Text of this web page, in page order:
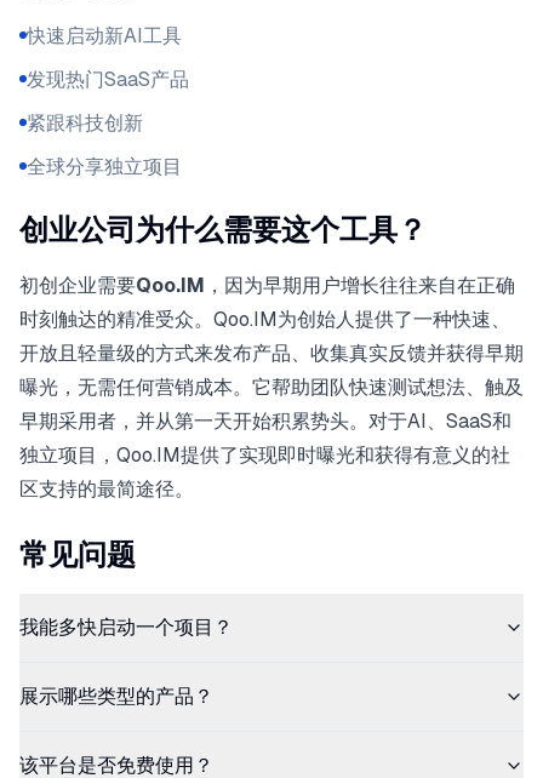
快速启动新AI工具
发现热门SaaS产品
紧跟科技创新
全球分享独立项目
创业公司为什么需要这个工具？
初创企业需要Qoo.IM ，因为早期用户增长往往来自在正确
时刻触达的精准受众。Qoo.IM为创始人提供了一种快速、
开放且轻量级的方式来发布产品、收集真实反馈并获得早期
曝光，无需任何营销成本。它帮助团队快速测试想法、触及
早期采用者，并从第一天开始积累势头。对于AI、SaaS和
独立项目，Qoo.IM提供了实现即时曝光和获得有意义的社
区支持的最简途径。
常见问题
我能多快启动一个项目？
展示哪些类型的产品？
该平台是否免费使用？